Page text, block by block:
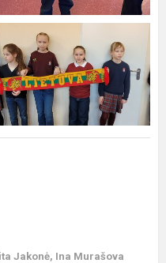
Jakonė, Ina Murašova